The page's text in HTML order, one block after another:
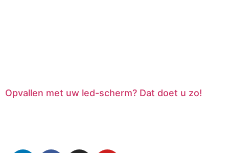
Opvallen met uw led-scherm? Dat doet u zo!